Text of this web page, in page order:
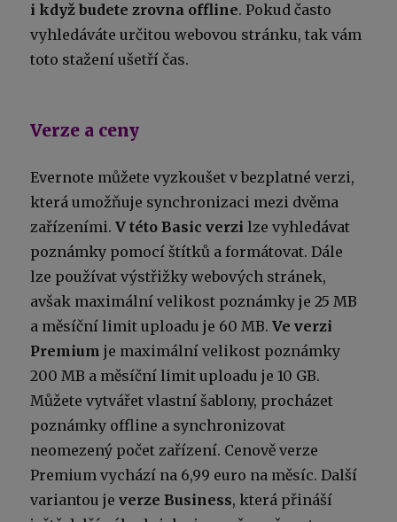
i když budete zrovna offline. Pokud často
vyhledáváte určitou webovou stránku, tak vám
toto stažení ušetří čas.
Verze a ceny
Evernote můžete vyzkoušet v bezplatné verzi,
která umožňuje synchronizaci mezi dvěma
zařízeními.V této Basic verzi lze vyhledávat
poznámky pomocí štítků a formátovat. Dále
lze používat výstřižky webových stránek,
avšak maximální velikost poznámky je 25 MB
a měsíční limit uploadu je 60 MB.Ve verzi
Premium je maximální velikost poznámky
200 MB a měsíční limit uploadu je 10 GB.
Můžete vytvářet vlastní šablony, procházet
poznámky offline a synchronizovat
neomezený počet zařízení. Cenově verze
Premium vychází na 6,99 euro na měsíc. Další
variantou jeverze Business, která přináší